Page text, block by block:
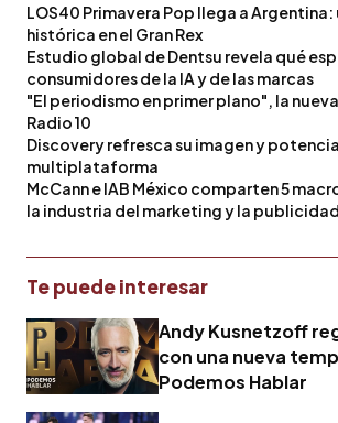
LOS40 Primavera Pop llega a Argentina:
histórica en el Gran Rex
Estudio global de Dentsu revela qué
consumidores de la IA y de las marcas
"El periodismo en primer plano", la
Radio 10
Discovery refresca su imagen y
multiplataforma
McCann e IAB México comparten 5
la industria del marketing y la publicidad
Te puede interesar
Andy Kusnetzoff
con una nueva
Podemos Hablar